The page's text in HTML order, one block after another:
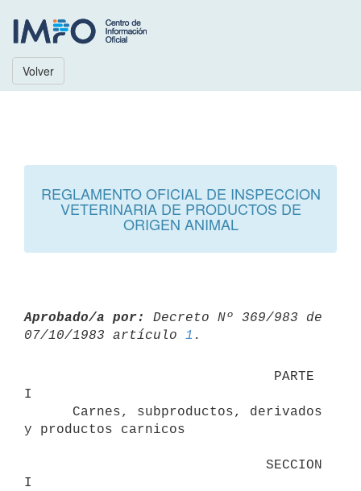
Volver
REGLAMENTO OFICIAL DE INSPECCION
VETERINARIA DE PRODUCTOS DE
ORIGEN ANIMAL
Aprobado/a por:
Decreto Nº 369/983 de
07/10/1983 artículo 1
I
y productos carnicos
I